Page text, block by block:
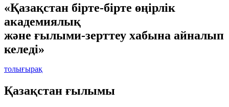
«Қазақстан бірте-бірте өңірлік
академиялық
және ғылыми-зерттеу хабына айналып
келеді»
толығырақ
Қазақстан ғылымы